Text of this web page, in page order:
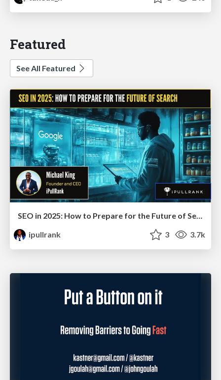
Featured
See All Featured
SEO in 2025: How to Prepare for the Future of Search
ipullrank
3 3.7k